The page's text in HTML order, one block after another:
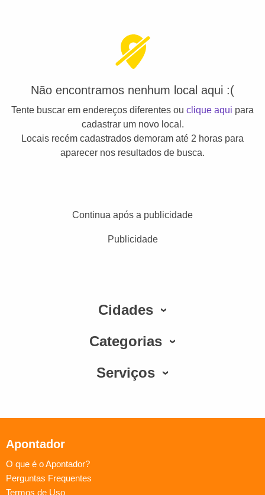
Não encontramos nenhum local aqui :(
Tente buscar em endereços diferentes ou clique aqui para
cadastrar um novo local.
Locais recém cadastrados demoram até 2 horas para
aparecer nos resultados de busca.
Continua após a publicidade
Publicidade
Cidades
Categorias
Serviços
Apontador
O que é o Apontador?
Perguntas Frequentes
Termos de Uso